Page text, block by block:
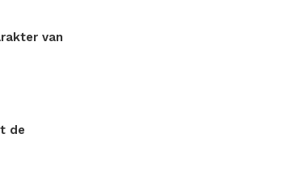
van
de